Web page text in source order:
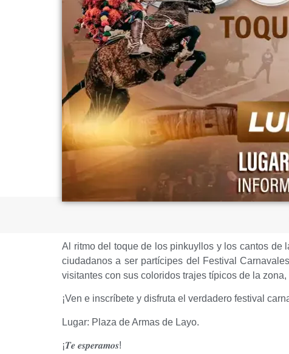
Al ritmo del toque de los pinkuyllos y los cantos de
ciudadanos a ser partícipes del Festival
visitantes con sus coloridos trajes típicos de la
¡Ven e inscríbete y disfruta el verdadero festival
Lugar: Plaza de Armas de Layo.
¡𝑻𝒆 𝒆𝒔𝒑𝒆𝒓𝒂𝒎𝒐𝒔!